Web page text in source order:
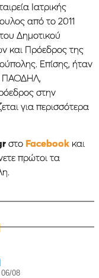
Ιατρικής
από το 2011
Δημοτικού
και Πρόεδρος της
Επίσης, ήταν
ΠΑΟΔΗΛ,
στην
για περισσότερα
στο Facebookκαι
πρώτοι τα